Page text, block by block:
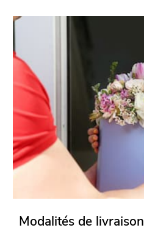
Modalités de livraison